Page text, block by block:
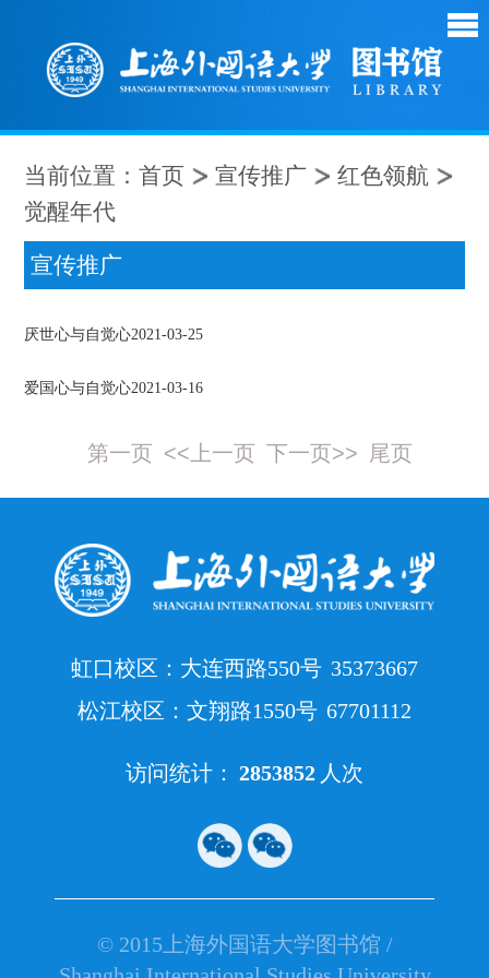
当前位置：首页 宣传推广
红色领航
觉醒年代
宣传推广
厌世心与自觉心2021-03-25
爱国心与自觉心2021-03-16
第一页 <<上一页 下一页>> 尾页
虹口校区：大连西路550号 35373667
松江校区：文翔路1550号 67701112
访问统计： 2853852 人次
© 2015上海外国语大学图书馆 /